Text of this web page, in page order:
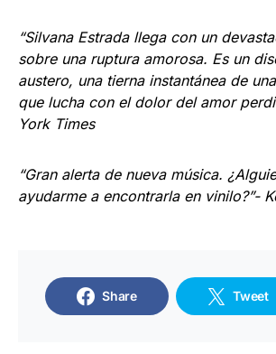
“Silvana Estrada llega con un
sobre una ruptura amorosa. Es un
austero, una tierna instantánea de
que lucha con el dolor del amor
York Times
“Gran alerta de nueva música.
ayudarme a encontrarla en vinilo?”-
Share Tweet